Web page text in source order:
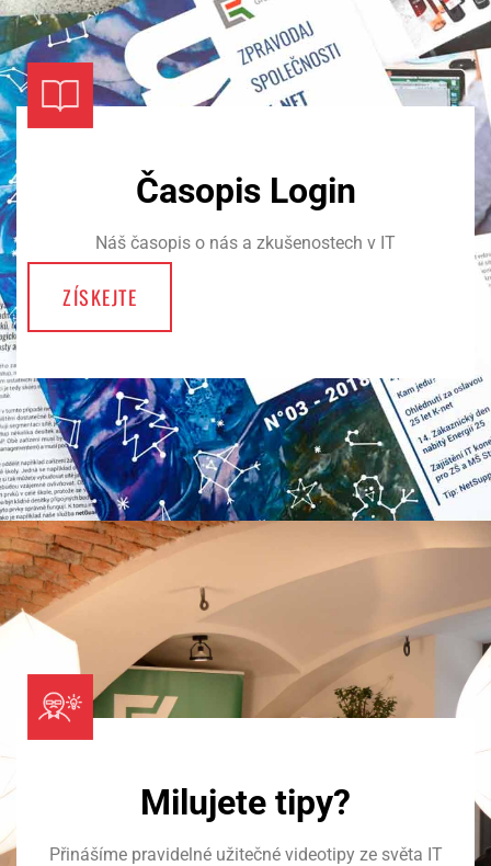
Časopis Login
Náš časopis o nás a zkušenostech v IT
ZÍSKEJTE
Milujete tipy?
Přinášíme pravidelné užitečné videotipy ze světa IT